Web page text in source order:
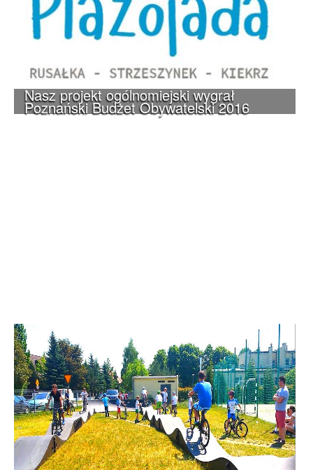
Nasz projekt ogólnomiejski wygrał
Poznański Budżet Obywatelski 2016